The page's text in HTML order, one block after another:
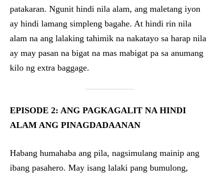
patakaran. Ngunit hindi nila alam, ang maletang iyon
ay hindi lamang simpleng bagahe. At hindi rin nila
alam na ang lalaking tahimik na nakatayo sa harap nila
ay may pasan na bigat na mas mabigat pa sa anumang
kilo ng extra baggage.
EPISODE 2: ANG PAGKAGALIT NA HINDI
ALAM ANG PINAGDADAANAN
Habang humahaba ang pila, nagsimulang mainip ang
ibang pasahero. May isang lalaki pang bumulong,